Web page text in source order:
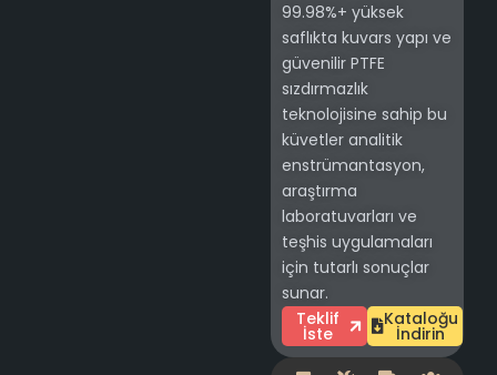
99.98%+ yüksek
saflıkta kuvars yapı ve
güvenilir PTFE
sızdırmazlık
teknolojisine sahip bu
küvetler analitik
enstrümantasyon,
araştırma
laboratuvarları ve
teşhis uygulamaları
için tutarlı sonuçlar
sunar.
Teklif
İste
Kataloğu
İndirin